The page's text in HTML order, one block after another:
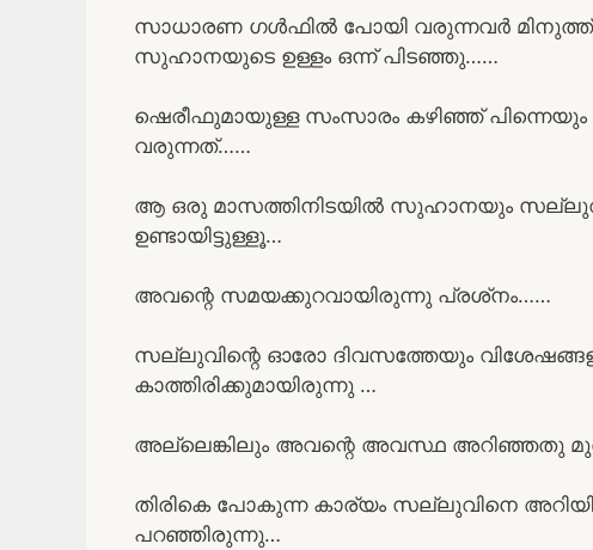
സാധാരണ ഗൾഫിൽ പോയി വരുന്നവർ
സുഹാനയുടെ ഉള്ളം ഒന്ന് പിടഞ്ഞു……
ഷെരീഫുമായുള്ള സംസാരം കഴിഞ്ഞ്
വരുന്നത്……
ആ ഒരു മാസത്തിനിടയിൽ സുഹാനയും
ഉണ്ടായിട്ടുള്ളൂ…
അവന്റെ സമയക്കുറവായിരുന്നു പ്രശ്‌നം……
സല്ലുവിന്റെ ഓരോ ദിവസത്തേയും
കാത്തിരിക്കുമായിരുന്നു …
അല്ലെങ്കിലും അവന്റെ അവസ്ഥ അറിഞ്ഞതു
തിരികെ പോകുന്ന കാര്യം സല്ലുവിനെ
പറഞ്ഞിരുന്നു…